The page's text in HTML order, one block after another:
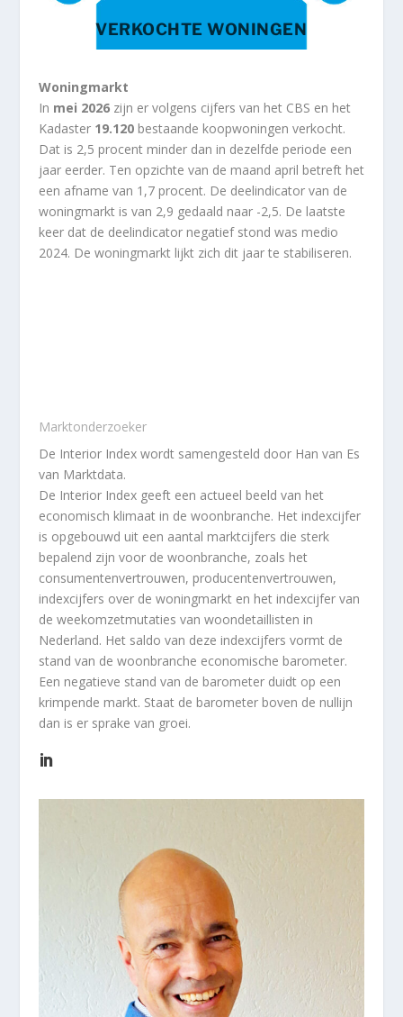
VERKOCHTE WONINGEN
Woningmarkt
In mei 2026zijn er volgens cijfers van het CBS en het
Kadaster19.120bestaande koopwoningen verkocht.
Dat is 2,5 procent minder dan in dezelfde periode een
jaar eerder. Ten opzichte van de maand april betreft het
een afname van 1,7 procent. De deelindicator van de
woningmarkt is van 2,9 gedaald naar -2,5. De laatste
keer dat de deelindicator negatief stond was medio
2024. De woningmarkt lijkt zich dit jaar te stabiliseren.​
Marktonderzoeker
De Interior Index wordt samengesteld door Han van Es
van Marktdata.
De Interior Index geeft een actueel beeld van het
economisch klimaat in de woonbranche. Het indexcijfer
is opgebouwd uit een aantal marktcijfers die sterk
bepalend zijn voor de woonbranche, zoals het
consumentenvertrouwen, producentenvertrouwen,
indexcijfers over de woningmarkt en het indexcijfer van
de weekomzetmutaties van woondetaillisten in
Nederland. Het saldo van deze indexcijfers vormt de
stand van de woonbranche economische barometer.
Een negatieve stand van de barometer duidt op een
krimpende markt. Staat de barometer boven de nullijn
dan is er sprake van groei.